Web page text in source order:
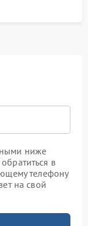
ниже
в
телефону
на свой